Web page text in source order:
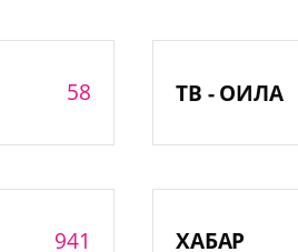
58 ТВ - ОИЛА
941 ХАБАР